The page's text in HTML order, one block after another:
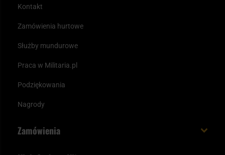
Kontakt
Zamówienia hurtowe
Służby mundurowe
Praca w Militaria.pl
Podziękowania
Nagrody
Zamówienia